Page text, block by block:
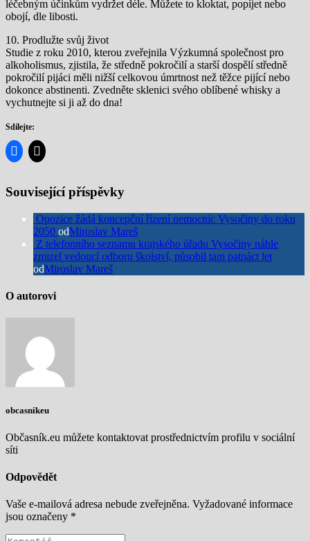
léčebným účinkům vydržet déle. Můžete to kloktat, popíjet nebo
obojí, dle libosti.
10. Prodlužte svůj život
Studie z roku 2010, kterou zveřejnila Výzkumná společnost pro
alkoholismus, zjistila, že středně pokročilí a starší dospělí středně
pokročilí pijáci měli nižší celkovou úmrtnost než těžce pijící nebo
dokonce abstinenti. Zvedněte sklenici svého oblíbené whisky a
vychutnejte si ji až do dna!
Sdílejte:
Související příspěvky
Opozice žádá koncepční řízení nemocnic Vysočiny do roku
2050 odMiroslav Mareš
Z telefonního seznamu krajského úřadu Vysočiny náhle
zmizel vedoucí odboru školství, působil tam patnáct let
odMiroslav Mareš
O autorovi
obcasnikeu
Občasník.eu můžete kontaktovat prostřednictvím profilu v sociální
síti
Odpovědět
Vaše e-mailová adresa nebude zveřejněna. Vyžadované informace
jsou označeny *